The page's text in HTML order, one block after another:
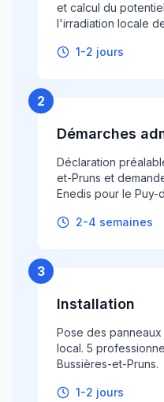
et calcul du
l'irradiation locale
1-2 jours
2
Démarches
Déclaration
et-Pruns et
Enedis pour le Puy-
2-4 semaines
3
Installation
Pose des panneaux
local. 5
Bussières-et-Pruns.
1-2 jours